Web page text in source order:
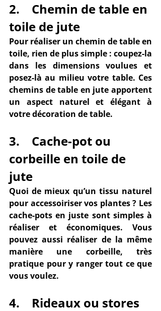
2.    Chemin de table en
toile de jute
Pour réaliser un chemin de table en
toile, rien de plus simple : coupez-la
dans les dimensions voulues et
posez-là au milieu votre table. Ces
chemins de table en jute apportent
un aspect naturel et élégant à
votre décoration de table.
3.    Cache-pot ou
corbeille en toile de
jute
Quoi de mieux qu’un tissu naturel
pour accessoiriser vos plantes ? Les
cache-pots en juste sont simples à
réaliser et économiques. Vous
pouvez aussi réaliser de la même
manière une corbeille, très
pratique pour y ranger tout ce que
vous voulez.
4.    Rideaux ou stores